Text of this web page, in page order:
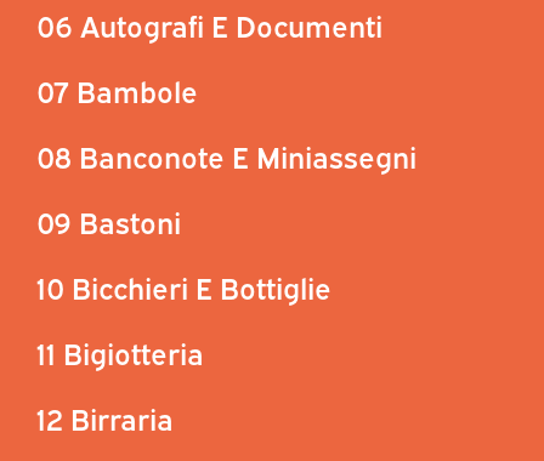
06 Autografi E Documenti
07 Bambole
08 Banconote E Miniassegni
09 Bastoni
10 Bicchieri E Bottiglie
11 Bigiotteria
12 Birraria